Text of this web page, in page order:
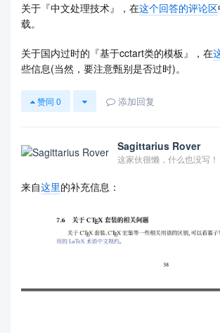
关于『中文处理技术』，在这个回答的评论区
载。
关于国内过时的『基于cctart类的模板』，在
些信息(当然，要注意甄别是否过时)。
赞同 0 添加回复
Sagittarius Rover
这家伙很懒，什么也没写！
来自这里的补充信息：